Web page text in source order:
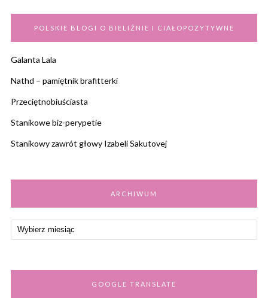
POLSKIE BLOGI O BIELIŹNIE I CIAŁOPOZYTYWNE
Galanta Lala
Nathd – pamiętnik brafitterki
Przeciętnobiuściasta
Stanikowe biz-perypetie
Stanikowy zawrót głowy Izabeli Sakutovej
ARCHIWUM
GOOGLE TRANSLATE